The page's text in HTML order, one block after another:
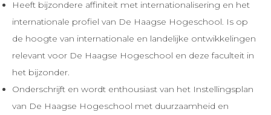
Heeft bijzondere affiniteit met internationalisering en het
internationale profiel van De Haagse Hogeschool. Is op
de hoogte van internationale en landelijke ontwikkelingen
relevant voor De Haagse Hogeschool en deze faculteit in
het bijzonder.
Onderschrijft en wordt enthousiast van het Instellingsplan
van De Haagse Hogeschool met duurzaamheid en